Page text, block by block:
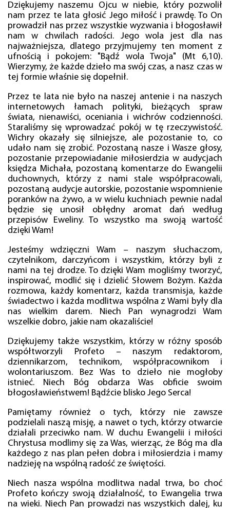
Dziękujemy naszemu Ojcu w niebie, który pozwolił
nam przez te lata głosić Jego miłość i prawdę. To On
prowadził nas przez wszystkie wyzwania i błogosławił
nam w chwilach radości. Jego wola jest dla nas
najważniejsza, dlatego przyjmujemy ten moment z
ufnością i pokojem: "Bądź wola Twoja" (Mt 6,10).
Wierzymy, że każde dzieło ma swój czas, a nasz czas w
tej formie właśnie się dopełnił.
Przez te lata nie było na naszej antenie i na naszych
internetowych łamach polityki, bieżących spraw
świata, nienawiści, oceniania i wichrów codzienności.
Staraliśmy się wprowadzać pokój w tę rzeczywistość.
Wichry okazały się silniejsze, ale pozostanie to, co
udało nam się zrobić. Pozostaną nasze i Wasze głosy,
pozostanie przepowiadanie miłosierdzia w audycjach
księdza Michała, pozostaną komentarze do Ewangelii
duchownych, którzy z nami stale współpracowali,
pozostaną audycje autorskie, pozostanie wspomnienie
poranków na żywo, a w wielu kuchniach pewnie nadal
będzie się unosił obłędny aromat dań według
przepisów Eweliny. To wszystko ma swoją wartość
dzięki Wam!
Jesteśmy wdzięczni Wam – naszym słuchaczom,
czytelnikom, darczyńcom i wszystkim, którzy byli z
nami na tej drodze. To dzięki Wam mogliśmy tworzyć,
inspirować, modlić się i dzielić Słowem Bożym. Każda
rozmowa, każdy komentarz, każda transmisja, każde
świadectwo i każda modlitwa wspólna z Wami były dla
nas wielkim darem. Niech Pan wynagrodzi Wam
wszelkie dobro, jakie nam okazaliście!
Dziękujemy także wszystkim, którzy w różny sposób
współtworzyli Profeto – naszym redaktorom,
dziennikarzom, technikom, współpracownikom i
wolontariuszom. Bez Was to dzieło nie mogłoby
istnieć. Niech Bóg obdarza Was obficie swoim
błogosławieństwem! Bądźcie blisko Jego Serca!
Pamiętamy również o tych, którzy nie zawsze
podzielali naszą misję, a nawet o tych, którzy otwarcie
działali przeciwko nam. W duchu Ewangelii i miłości
Chrystusa modlimy się za Was, wierząc, że Bóg ma dla
każdego z nas plan pełen dobra i miłosierdzia i mamy
nadzieję na wspólną radość ze świętości.
Niech nasza wspólna modlitwa nadal trwa, bo choć
Profeto kończy swoją działalność, to Ewangelia trwa
na wieki. Niech Pan prowadzi nas wszystkich dalej, ku